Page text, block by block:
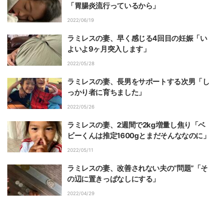
「胃腸炎流行っているから」
2022/06/19
ラミレスの妻、早く感じる4回目の妊娠「い
よいよ9ヶ月突入します」
2022/05/28
ラミレスの妻、長男をサポートする次男「し
っかり者に育ちました」
2022/05/26
ラミレスの妻、2週間で2kg増量し焦り「ベ
ビーくんは推定1600gとまだそんななのに」
2022/05/11
ラミレスの妻、改善されない夫の“問題”「そ
の辺に置きっぱなしにする」
2022/04/29